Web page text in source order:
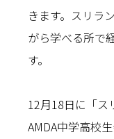
きます。スリラ
がら学べる所で
す。
12月18日に「ス
AMDA中学高校